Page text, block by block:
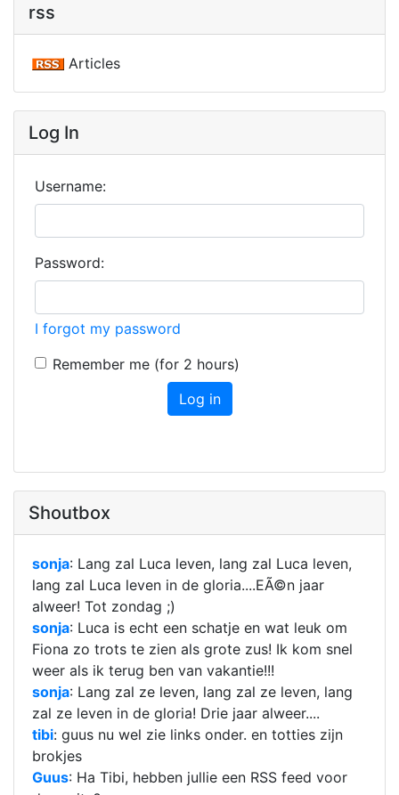
rss
Articles
Log In
Username:
Password:
I forgot my password
Remember me (for 2 hours)
Log in
Shoutbox
sonja: Lang zal Luca leven, lang zal Luca leven,
lang zal Luca leven in de gloria....EÃ©n jaar
alweer! Tot zondag ;)
sonja: Luca is echt een schatje en wat leuk om
Fiona zo trots te zien als grote zus! Ik kom snel
weer als ik terug ben van vakantie!!!
sonja: Lang zal ze leven, lang zal ze leven, lang
zal ze leven in de gloria! Drie jaar alweer....
tibi: guus nu wel zie links onder. en totties zijn
brokjes
Guus: Ha Tibi, hebben jullie een RSS feed voor